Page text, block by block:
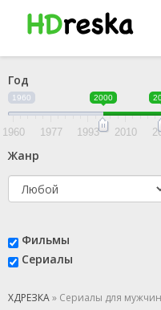
Год
1960 2000
1960 1977 1993 2010
Жанр
Фильмы
Сериалы
ХДРЕЗКА» Сериалы для мужчин